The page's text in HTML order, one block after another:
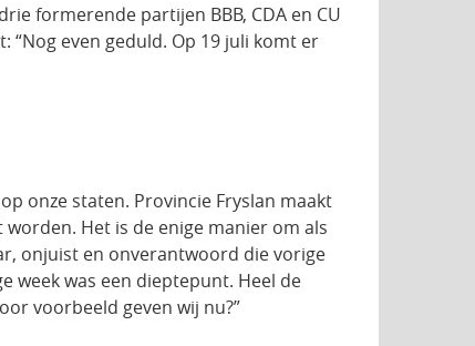
formerende partijen BBB, CDA en CU
“Nog even geduld. Op 19 juli komt er
onze staten. Provincie Fryslan maakt
Het is de enige manier om als
onjuist en onverantwoord die vorige
week was een dieptepunt. Heel de
voorbeeld geven wij nu?”